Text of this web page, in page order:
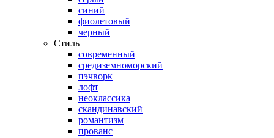
синий
фиолетовый
черный
Стиль
современный
средиземноморский
пэчворк
лофт
неоклассика
скандинавский
романтизм
прованс